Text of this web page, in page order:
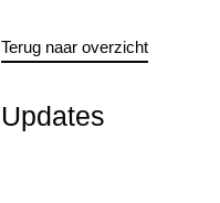
Terug naar overzicht
Updates